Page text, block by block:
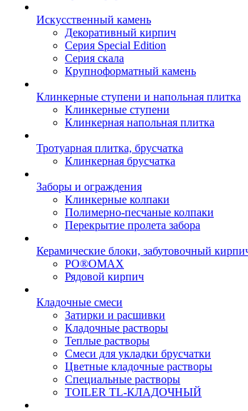
Искусственный камень
Декоративный кирпич
Серия Special Edition
Серия скала
Крупноформатный камень
Клинкерные ступени и напольная плитка
Клинкерные ступени
Клинкерная напольная плитка
Тротуарная плитка, брусчатка
Клинкерная брусчатка
Заборы и ограждения
Клинкерные колпаки
Полимерно-песчаные колпаки
Перекрытие пролета забора
Керамические блоки, забутовочный
PO®OMAX
Рядовой кирпич
Кладочные смеси
Затирки и расшивки
Кладочные растворы
Теплые растворы
Смеси для укладки брусчатки
Цветные кладочные растворы
Специальные растворы
TOILER TL-КЛАДОЧНЫЙ